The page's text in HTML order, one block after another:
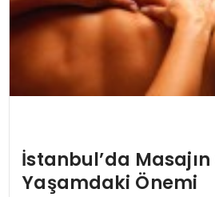
İstanbul’da
Yaşamdaki Önemi